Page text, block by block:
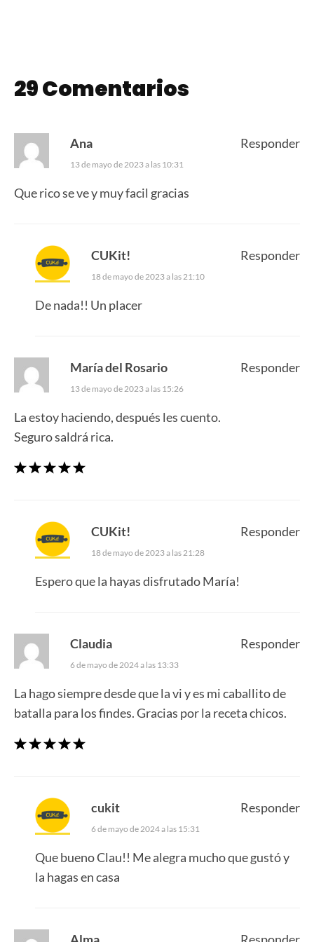
29 Comentarios
Ana
13 de mayo de 2023 a las 10:31
Que rico se ve y muy facil gracias
Responder
CUKit!
18 de mayo de 2023 a las 21:10
De nada!! Un placer
Responder
María del Rosario
13 de mayo de 2023 a las 15:26
La estoy haciendo, después les cuento.
Seguro saldrá rica.
Responder
CUKit!
18 de mayo de 2023 a las 21:28
Espero que la hayas disfrutado María!
Responder
Claudia
6 de mayo de 2024 a las 13:33
La hago siempre desde que la vi y es mi caballito de
batalla para los findes. Gracias por la receta chicos.
Responder
cukit
6 de mayo de 2024 a las 15:31
Que bueno Clau!! Me alegra mucho que gustó y
la hagas en casa
Responder
Alma Responder